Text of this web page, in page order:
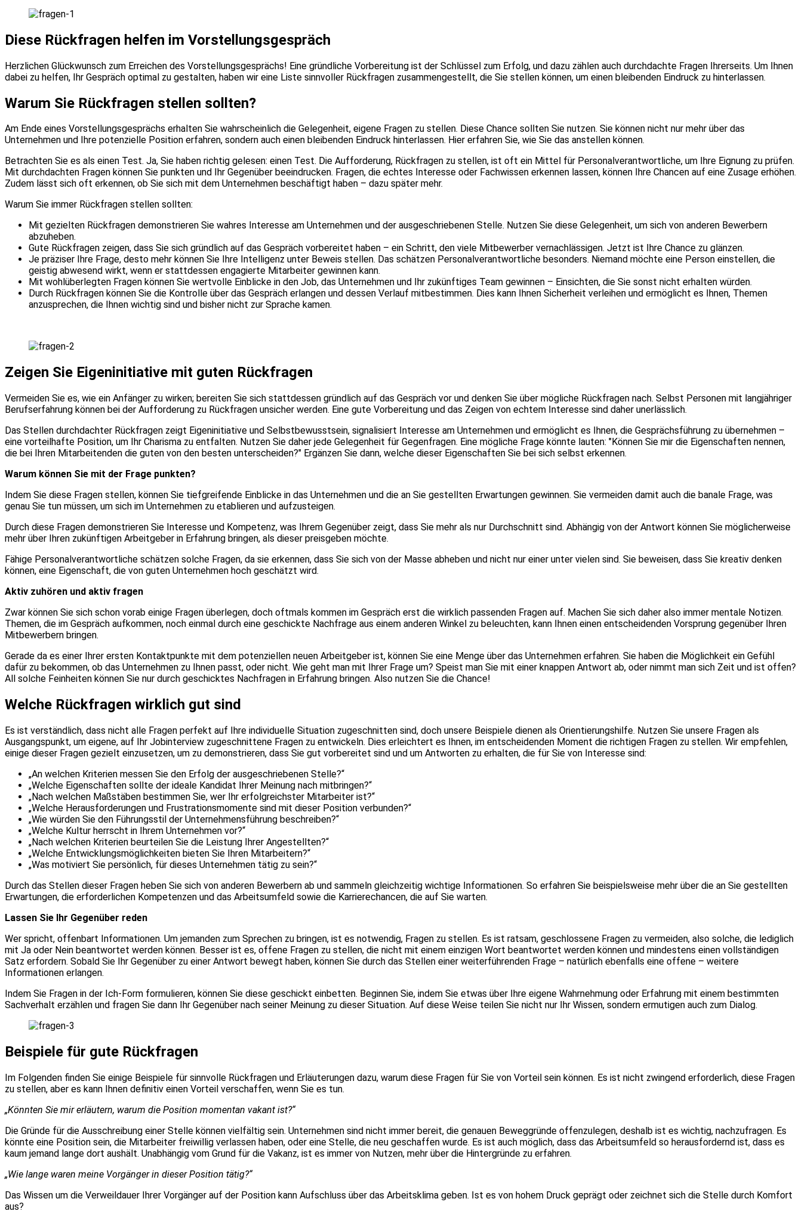
Diese Rückfragen helfen im Vorstellungsgespräch
Herzlichen Glückwunsch zum Erreichen des Vorstellungsgesprächs! Eine gründliche Vorbereitung ist der Schlüssel zum Erfolg, und dazu zählen auch durchdachte Fragen Ihrerseits. Um Ihnen
dabei zu helfen, Ihr Gespräch optimal zu gestalten, haben wir eine Liste sinnvoller Rückfragen zusammengestellt, die Sie stellen können, um einen bleibenden Eindruck zu hinterlassen.
Warum Sie Rückfragen stellen sollten?
Am Ende eines Vorstellungsgesprächs erhalten Sie wahrscheinlich die Gelegenheit, eigene Fragen zu stellen. Diese Chance sollten Sie nutzen. Sie können nicht nur mehr über das
Unternehmen und Ihre potenzielle Position erfahren, sondern auch einen bleibenden Eindruck hinterlassen. Hier erfahren Sie, wie Sie das anstellen können.
Betrachten Sie es als einen Test. Ja, Sie haben richtig gelesen: einen Test. Die Aufforderung, Rückfragen zu stellen, ist oft ein Mittel für Personalverantwortliche, um Ihre Eignung zu prüfen.
Mit durchdachten Fragen können Sie punkten und Ihr Gegenüber beeindrucken. Fragen, die echtes Interesse oder Fachwissen erkennen lassen, können Ihre Chancen auf eine Zusage erhöhen.
Zudem lässt sich oft erkennen, ob Sie sich mit dem Unternehmen beschäftigt haben – dazu später mehr.
Warum Sie immer Rückfragen stellen sollten:
Mit gezielten Rückfragen demonstrieren Sie wahres Interesse am Unternehmen und der ausgeschriebenen Stelle. Nutzen Sie diese Gelegenheit, um sich von anderen Bewerbern
abzuheben.
Gute Rückfragen zeigen, dass Sie sich gründlich auf das Gespräch vorbereitet haben – ein Schritt, den viele Mitbewerber vernachlässigen. Jetzt ist Ihre Chance zu glänzen.
Je präziser Ihre Frage, desto mehr können Sie Ihre Intelligenz unter Beweis stellen. Das schätzen Personalverantwortliche besonders. Niemand möchte eine Person einstellen, die
geistig abwesend wirkt, wenn er stattdessen engagierte Mitarbeiter gewinnen kann.
Mit wohlüberlegten Fragen können Sie wertvolle Einblicke in den Job, das Unternehmen und Ihr zukünftiges Team gewinnen – Einsichten, die Sie sonst nicht erhalten würden.
Durch Rückfragen können Sie die Kontrolle über das Gespräch erlangen und dessen Verlauf mitbestimmen. Dies kann Ihnen Sicherheit verleihen und ermöglicht es Ihnen, Themen
anzusprechen, die Ihnen wichtig sind und bisher nicht zur Sprache kamen.
Zeigen Sie Eigeninitiative mit guten Rückfragen
Vermeiden Sie es, wie ein Anfänger zu wirken; bereiten Sie sich stattdessen gründlich auf das Gespräch vor und denken Sie über mögliche Rückfragen nach. Selbst Personen mit langjähriger
Berufserfahrung können bei der Aufforderung zu Rückfragen unsicher werden. Eine gute Vorbereitung und das Zeigen von echtem Interesse sind daher unerlässlich.
Das Stellen durchdachter Rückfragen zeigt Eigeninitiative und Selbstbewusstsein, signalisiert Interesse am Unternehmen und ermöglicht es Ihnen, die Gesprächsführung zu übernehmen –
eine vorteilhafte Position, um Ihr Charisma zu entfalten. Nutzen Sie daher jede Gelegenheit für Gegenfragen. Eine mögliche Frage könnte lauten: "Können Sie mir die Eigenschaften nennen,
die bei Ihren Mitarbeitenden die guten von den besten unterscheiden?" Ergänzen Sie dann, welche dieser Eigenschaften Sie bei sich selbst erkennen.
Warum können Sie mit der Frage punkten?
Indem Sie diese Fragen stellen, können Sie tiefgreifende Einblicke in das Unternehmen und die an Sie gestellten Erwartungen gewinnen. Sie vermeiden damit auch die banale Frage, was
genau Sie tun müssen, um sich im Unternehmen zu etablieren und aufzusteigen.
Durch diese Fragen demonstrieren Sie Interesse und Kompetenz, was Ihrem Gegenüber zeigt, dass Sie mehr als nur Durchschnitt sind. Abhängig von der Antwort können Sie möglicherweise
mehr über Ihren zukünftigen Arbeitgeber in Erfahrung bringen, als dieser preisgeben möchte.
Fähige Personalverantwortliche schätzen solche Fragen, da sie erkennen, dass Sie sich von der Masse abheben und nicht nur einer unter vielen sind. Sie beweisen, dass Sie kreativ denken
können, eine Eigenschaft, die von guten Unternehmen hoch geschätzt wird.
Aktiv zuhören und aktiv fragen
Zwar können Sie sich schon vorab einige Fragen überlegen, doch oftmals kommen im Gespräch erst die wirklich passenden Fragen auf. Machen Sie sich daher also immer mentale Notizen.
Themen, die im Gespräch aufkommen, noch einmal durch eine geschickte Nachfrage aus einem anderen Winkel zu beleuchten, kann Ihnen einen entscheidenden Vorsprung gegenüber Ihren
Mitbewerbern bringen.
Gerade da es einer Ihrer ersten Kontaktpunkte mit dem potenziellen neuen Arbeitgeber ist, können Sie eine Menge über das Unternehmen erfahren. Sie haben die Möglichkeit ein Gefühl
dafür zu bekommen, ob das Unternehmen zu Ihnen passt, oder nicht. Wie geht man mit Ihrer Frage um? Speist man Sie mit einer knappen Antwort ab, oder nimmt man sich Zeit und ist offen?
All solche Feinheiten können Sie nur durch geschicktes Nachfragen in Erfahrung bringen. Also nutzen Sie die Chance!
Welche Rückfragen wirklich gut sind
Es ist verständlich, dass nicht alle Fragen perfekt auf Ihre individuelle Situation zugeschnitten sind, doch unsere Beispiele dienen als Orientierungshilfe. Nutzen Sie unsere Fragen als
Ausgangspunkt, um eigene, auf Ihr Jobinterview zugeschnittene Fragen zu entwickeln. Dies erleichtert es Ihnen, im entscheidenden Moment die richtigen Fragen zu stellen. Wir empfehlen,
einige dieser Fragen gezielt einzusetzen, um zu demonstrieren, dass Sie gut vorbereitet sind und um Antworten zu erhalten, die für Sie von Interesse sind:
„An welchen Kriterien messen Sie den Erfolg der ausgeschriebenen Stelle?“
„Welche Eigenschaften sollte der ideale Kandidat Ihrer Meinung nach mitbringen?“
„Nach welchen Maßstäben bestimmen Sie, wer Ihr erfolgreichster Mitarbeiter ist?“
„Welche Herausforderungen und Frustrationsmomente sind mit dieser Position verbunden?“
„Wie würden Sie den Führungsstil der Unternehmensführung beschreiben?“
„Welche Kultur herrscht in Ihrem Unternehmen vor?“
„Nach welchen Kriterien beurteilen Sie die Leistung Ihrer Angestellten?“
„Welche Entwicklungsmöglichkeiten bieten Sie Ihren Mitarbeitern?“
„Was motiviert Sie persönlich, für dieses Unternehmen tätig zu sein?“
Durch das Stellen dieser Fragen heben Sie sich von anderen Bewerbern ab und sammeln gleichzeitig wichtige Informationen. So erfahren Sie beispielsweise mehr über die an Sie gestellten
Erwartungen, die erforderlichen Kompetenzen und das Arbeitsumfeld sowie die Karrierechancen, die auf Sie warten.
Lassen Sie Ihr Gegenüber reden
Wer spricht, offenbart Informationen. Um jemanden zum Sprechen zu bringen, ist es notwendig, Fragen zu stellen. Es ist ratsam, geschlossene Fragen zu vermeiden, also solche, die lediglich
mit Ja oder Nein beantwortet werden können. Besser ist es, offene Fragen zu stellen, die nicht mit einem einzigen Wort beantwortet werden können und mindestens einen vollständigen
Satz erfordern. Sobald Sie Ihr Gegenüber zu einer Antwort bewegt haben, können Sie durch das Stellen einer weiterführenden Frage – natürlich ebenfalls eine offene – weitere
Informationen erlangen.
Indem Sie Fragen in der Ich-Form formulieren, können Sie diese geschickt einbetten. Beginnen Sie, indem Sie etwas über Ihre eigene Wahrnehmung oder Erfahrung mit einem bestimmten
Sachverhalt erzählen und fragen Sie dann Ihr Gegenüber nach seiner Meinung zu dieser Situation. Auf diese Weise teilen Sie nicht nur Ihr Wissen, sondern ermutigen auch zum Dialog.
Beispiele für gute Rückfragen
Im Folgenden finden Sie einige Beispiele für sinnvolle Rückfragen und Erläuterungen dazu, warum diese Fragen für Sie von Vorteil sein können. Es ist nicht zwingend erforderlich, diese Fragen
zu stellen, aber es kann Ihnen definitiv einen Vorteil verschaffen, wenn Sie es tun.
„Könnten Sie mir erläutern, warum die Position momentan vakant ist?“
Die Gründe für die Ausschreibung einer Stelle können vielfältig sein. Unternehmen sind nicht immer bereit, die genauen Beweggründe offenzulegen, deshalb ist es wichtig, nachzufragen. Es
könnte eine Position sein, die Mitarbeiter freiwillig verlassen haben, oder eine Stelle, die neu geschaffen wurde. Es ist auch möglich, dass das Arbeitsumfeld so herausfordernd ist, dass es
kaum jemand lange dort aushält. Unabhängig vom Grund für die Vakanz, ist es immer von Nutzen, mehr über die Hintergründe zu erfahren.
„Wie lange waren meine Vorgänger in dieser Position tätig?“
Das Wissen um die Verweildauer Ihrer Vorgänger auf der Position kann Aufschluss über das Arbeitsklima geben. Ist es von hohem Druck geprägt oder zeichnet sich die Stelle durch Komfort
aus?